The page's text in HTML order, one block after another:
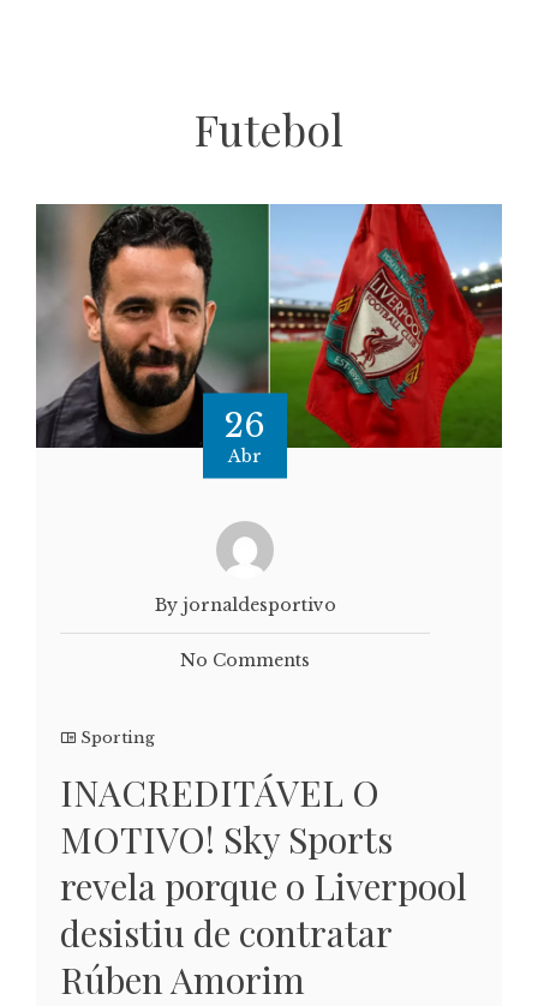
Futebol
26
Abr
By jornaldesportivo
No Comments
Sporting
INACREDITÁVEL O
MOTIVO! Sky Sports
revela porque o Liverpool
desistiu de contratar
Rúben Amorim